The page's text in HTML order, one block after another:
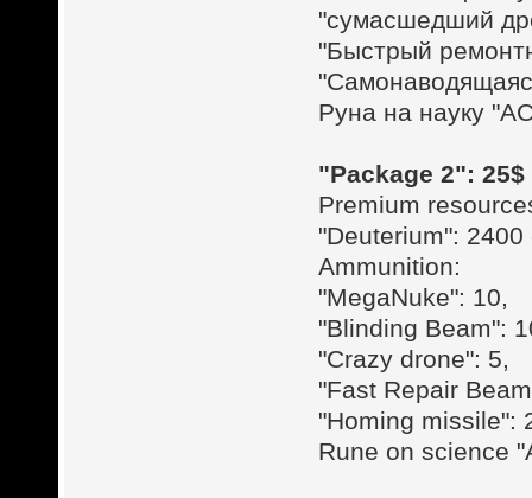
"сумасшедший
"Быстрый
Руна на науку
"Package 2": 25$
Premium
"Deuterium":
Ammunition:
"MegaNuke": 10,
"Blinding Beam":
"Crazy drone": 5,
"Fast Repair
"Homing missile":
Rune on science